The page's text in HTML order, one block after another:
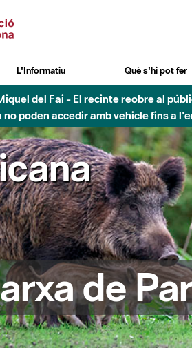
L'Informatiu Què s'hi pot fer
del Fai - El recinte reobre al
poden accedir amb vehicle fins a
de